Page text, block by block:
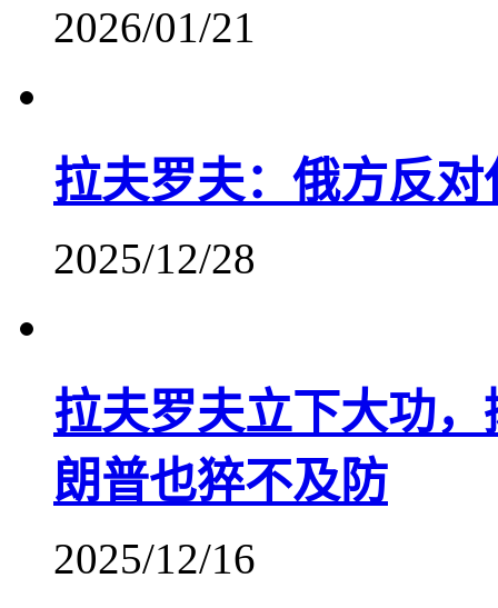
2026/01/21
拉夫罗夫：俄方反
2025/12/28
拉夫罗夫立下大功
朗普也猝不及防
2025/12/16